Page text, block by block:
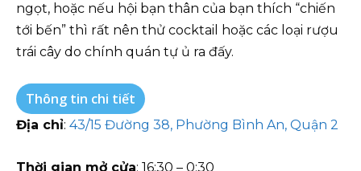
ngọt, hoặc nếu hội bạn thân của bạn thích “chiến
tới bến” thì rất nên thử cocktail hoặc các loại rượu
trái cây do chính quán tự ủ ra đấy.
Thông tin chi tiết
Địa chỉ: 43/15 Đường 38, Phường Bình An, Quận 2
Thời gian mở cửa: 16:30 – 0:30